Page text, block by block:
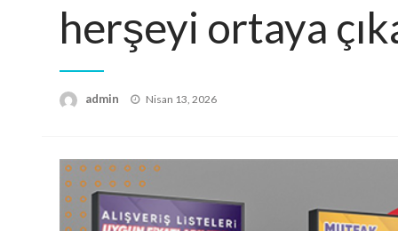
herşeyi ortaya
admin
Posted
Nisan 13, 2026